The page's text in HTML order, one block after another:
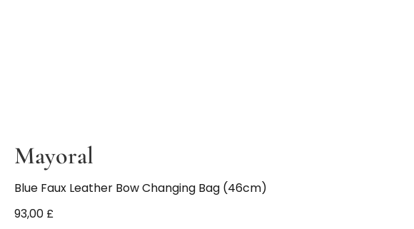
Mayoral
Blue Faux Leather Bow Changing Bag (46cm)
93,00 £